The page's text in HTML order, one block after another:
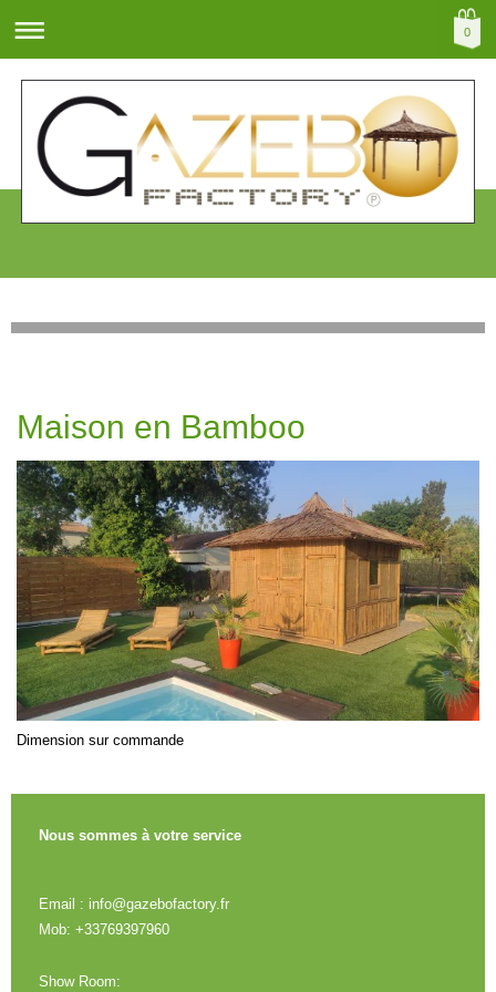
0
Maison en Bamboo
Dimension sur commande
Nous sommes à votre service
Email : info@gazebofactory.fr
Mob: +33769397960
Show Room: